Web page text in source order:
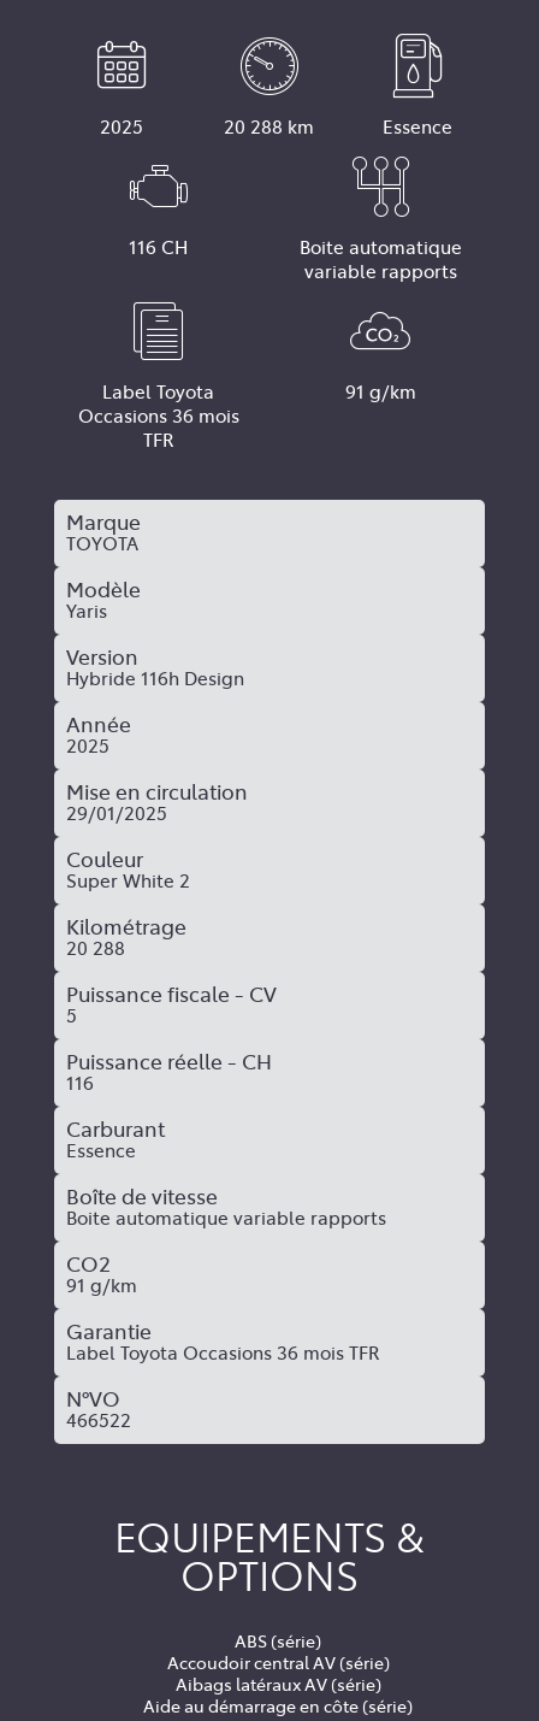
2025 20 288 km Essence
116 CH
Boite automatique
variable rapports
Label Toyota
Occasions 36 mois
TFR
91 g/km
Marque
TOYOTA
Modèle
Yaris
Version
Hybride 116h Design
Année
2025
Mise en circulation
29/01/2025
Couleur
Super White 2
Kilométrage
20 288
Puissance fiscale - CV
5
Puissance réelle - CH
116
Carburant
Essence
Boîte de vitesse
Boite automatique variable rapports
CO2
91 g/km
Garantie
Label Toyota Occasions 36 mois TFR
N°VO
466522
EQUIPEMENTS &
OPTIONS
ABS (série)
Accoudoir central AV (série)
Aibags latéraux AV (série)
Aide au démarrage en côte (série)